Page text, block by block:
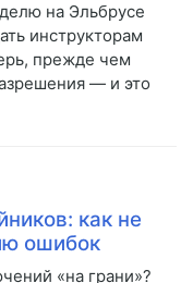
на Эльбрусе
инструкторам
прежде чем
— и это
как не
ошибок
«на грани»?